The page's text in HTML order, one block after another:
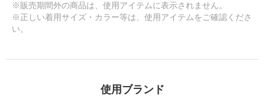
※販売期間外の商品は、使用アイテムに表示されません。
※正しい着用サイズ・カラー等は、使用アイテムをご確認くださ
い。
使用ブランド